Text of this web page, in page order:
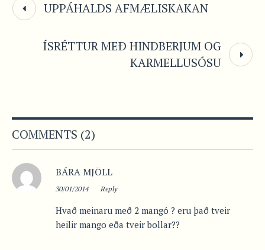
UPPÁHALDS AFMÆLISKAKAN
ÍSRÉTTUR MEÐ HINDBERJUM OG
KARMELLUSÓSU
COMMENTS (2)
BÁRA MJÖLL
30/01/2014 Reply
Hvað meinaru með 2 mangó ? eru það tveir
heilir mango eða tveir bollar??